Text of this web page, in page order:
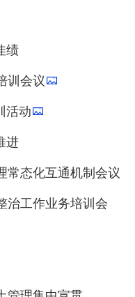
绩
训会议
活动
进
常态化互通机制会议
治工作业务培训会